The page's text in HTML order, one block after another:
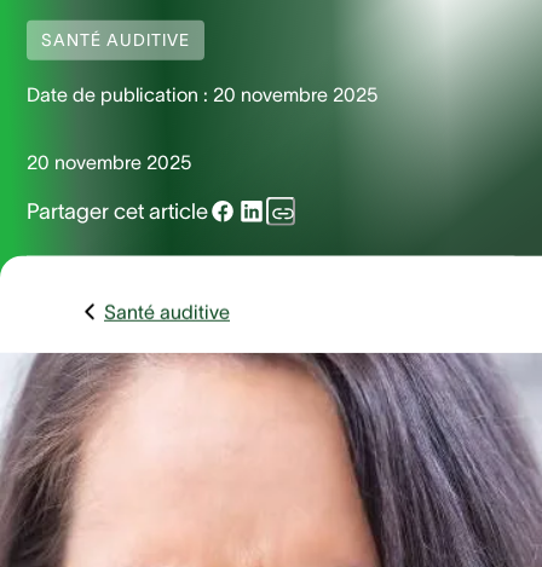
SANTÉ AUDITIVE
Date de publication : 20 novembre 2025
20 novembre 2025
Partager cet article
Santé auditive
L’otite moyenne aiguë est l’une des infections les plus
fréquentes chez l’enfant et l’une des plus redoutées par les
parents. Douleur vive, fièvre, pleurs inconsolables…autant
signes qui inquiètent à juste titre. Heureusement, une
charge rapide permet la plupart du temps une guérison
complète sans séquelle.